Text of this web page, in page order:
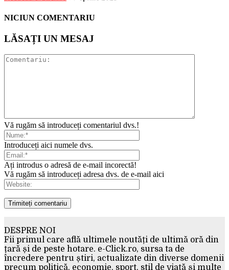
NICIUN COMENTARIU
LĂSAȚI UN MESAJ
Vă rugăm să introduceți comentariul dvs.!
Introduceți aici numele dvs.
Ați introdus o adresă de e-mail incorectă!
Vă rugăm să introduceți adresa dvs. de e-mail aici
DESPRE NOI
Fii primul care află ultimele noutăți de ultimă oră din
țară și de peste hotare. e-Click.ro, sursa ta de
încredere pentru știri, actualizate din diverse domenii
precum politică, economie, sport, stil de viață și multe